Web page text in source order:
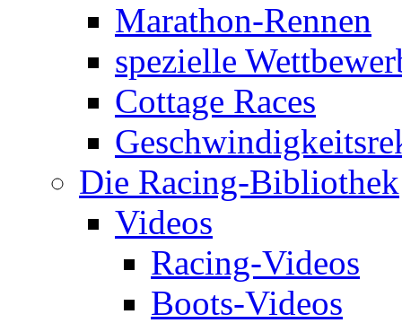
Marathon-Rennen
spezielle
Cottage Races
Die Racing-Bibliothek
Videos
Racing-Videos
Boots-Videos